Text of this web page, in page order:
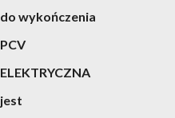
do wykończenia
PCV
ELEKTRYCZNA
jest